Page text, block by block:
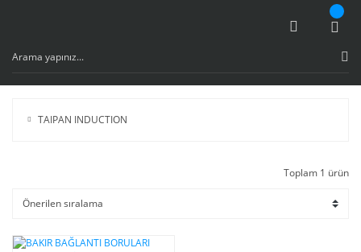
TAIPAN INDUCTION
Toplam 1 ürün